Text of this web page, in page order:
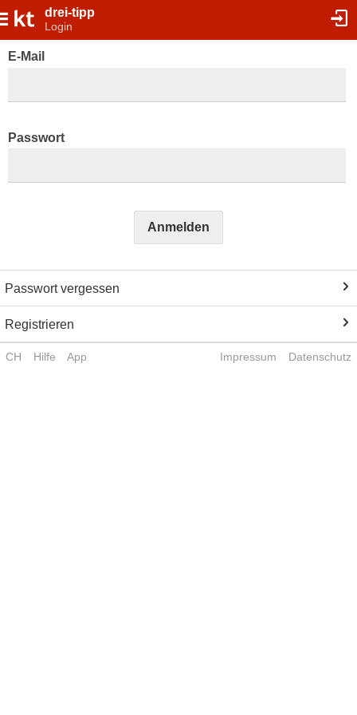
drei-tipp
Login
E-Mail
Passwort
Anmelden
Passwort vergessen
Registrieren
CH Hilfe App Impressum Datenschutz